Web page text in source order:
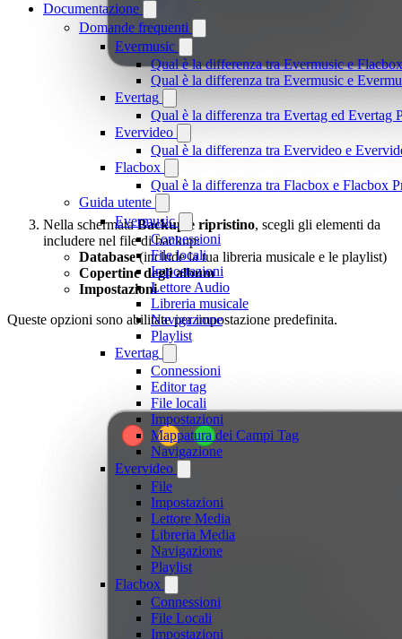
Documentazione
Domande frequenti
Evermusic
Qual è la differenza tra Evermusic e Flacbox
Qual è la differenza tra Evermusic e
Evertag
Qual è la differenza tra Evertag ed Evertag
Evervideo
Qual è la differenza tra Evervideo e
Flacbox
Qual è la differenza tra Flacbox e Flacbox
Guida utente
Evermusic
Connessioni
File locali
Impostazioni
Lettore Audio
Libreria musicale
Navigazione
Playlist
Evertag
Connessioni
Editor tag
File locali
Impostazioni
Mappatura dei Campi Tag
Navigazione
Evervideo
File
Impostazioni
Lettore Media
Libreria Media
Navigazione
Playlist
Flacbox
Connessioni
File Locali
Impostazioni
Nella schermataBackup e ripristino, scegli gli elementi da
includere nel file di backup:
Database(include la tua libreria musicale e le playlist)
Copertine degli album
Impostazioni
Queste opzioni sono abilitate per impostazione predefinita.